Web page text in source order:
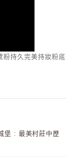
持久完美持妝粉底
堡 : 最美村莊中歷